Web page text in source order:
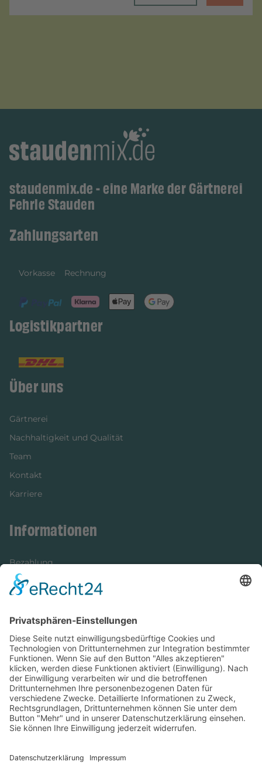
staudenmix.de - eine Marke der Gärtnerei
Fehrle Stauden
Zahlungsarten
Vorkasse Rechnung
Logistikpartner
Über uns
Gärtnerei
Nachhaltigkeit und Qualität
Team
Kontakt
Karriere
Informationen
Bezahlung
Newsletter
Versandinformationen
Verfügbarkeit/Verträglichkeit
Rechtliches
Widerrufsrecht und Widerrufsformular
Impressum
Datenschutzerklärung
Cookie-Einstellungen